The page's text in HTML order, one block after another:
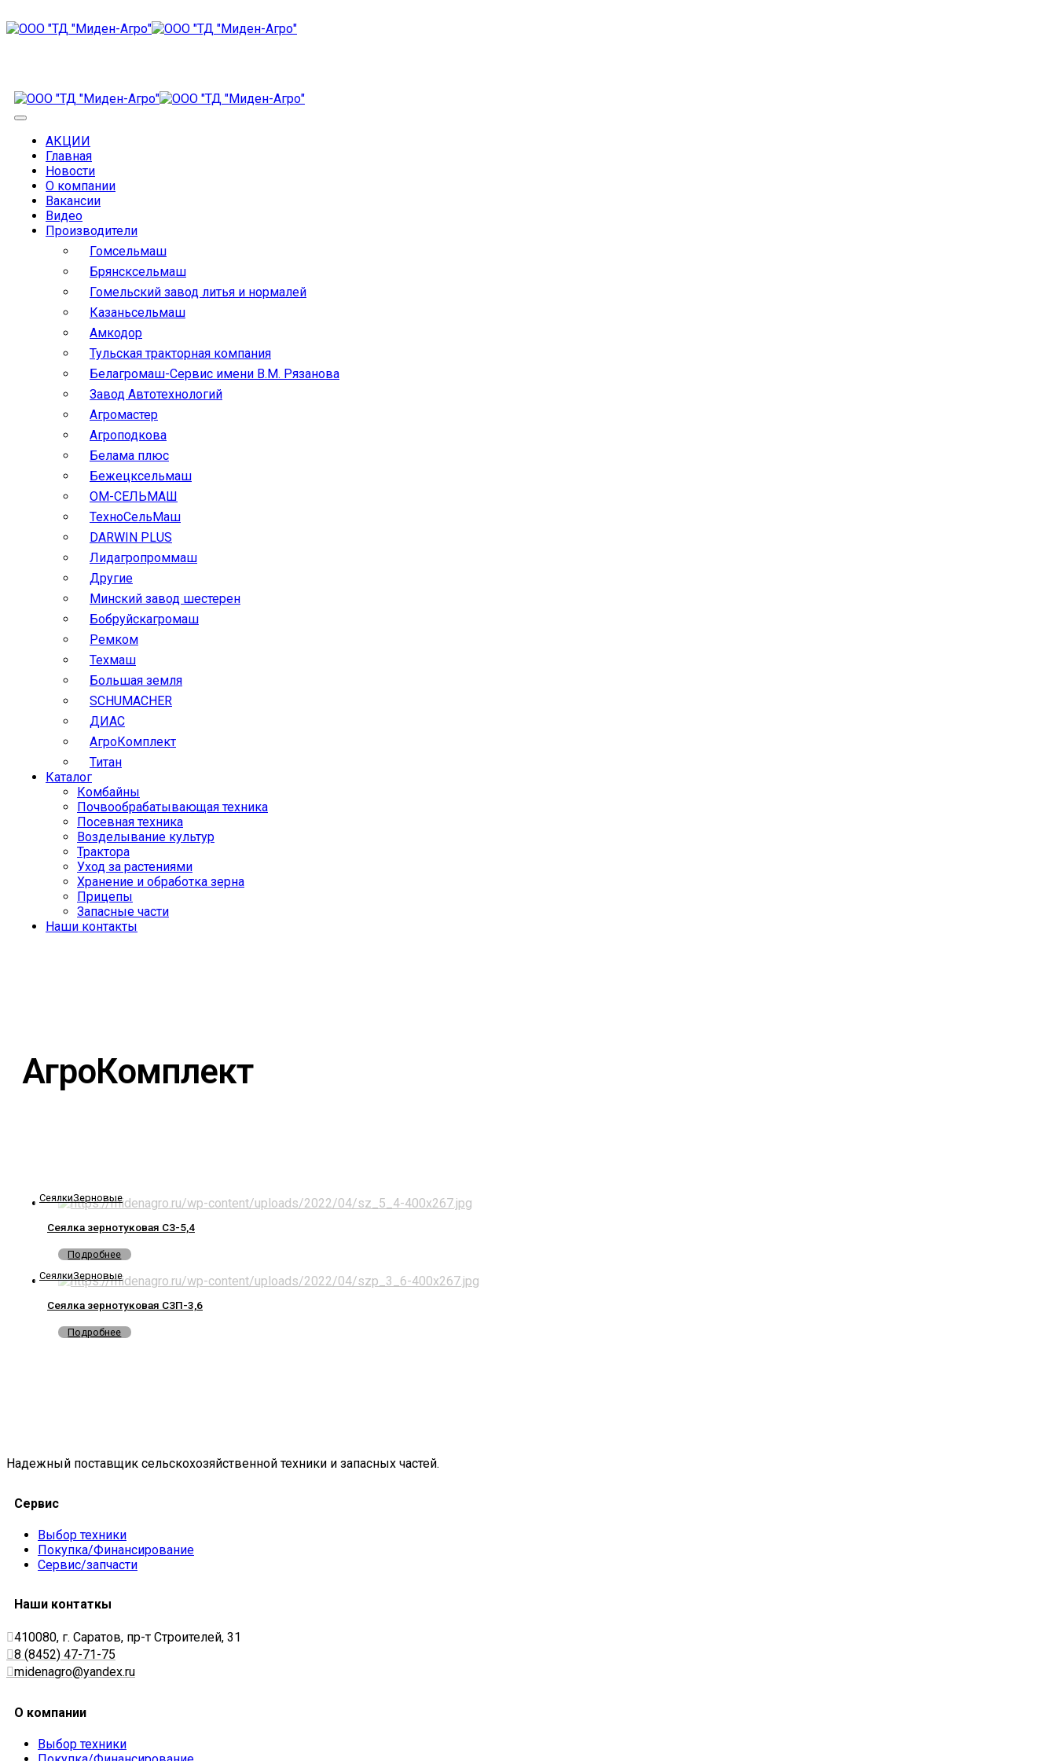
АКЦИИ
Главная
Новости
О компании
Вакансии
Видео
Производители
Гомсельмаш
Брянсксельмаш
Гомельский завод литья и нормалей
Казаньсельмаш
Амкодор
Тульская тракторная компания
Белагромаш-Сервис имени В.М. Рязанова
Завод Автотехнологий
Агромастер
Агроподкова
Белама плюс
Бежецксельмаш
ОМ-СЕЛЬМАШ
ТехноСельМаш
DARWIN PLUS
Лидагропроммаш
Другие
Минский завод шестерен
Бобруйскагромаш
Ремком
Техмаш
Большая земля
SCHUMACHER
ДИАС
АгроКомплект
Титан
Каталог
Комбайны
Почвообрабатывающая техника
Посевная техника
Возделывание культур
Трактора
Уход за растениями
Хранение и обработка зерна
Прицепы
Запасные части
Наши контакты
АгроКомплект
СеялкиЗерновые
Сеялка зернотуковая СЗ-5,4
Подробнее
СеялкиЗерновые
Сеялка зернотуковая СЗП-3,6
Подробнее
Надежный поставщик сельскохозяйственной техники и запасных частей.
Сервис
Выбор техники
Покупка/Финансирование
Сервис/запчасти
Наши контаткы
410080, г. Саратов, пр-т Строителей, 31
8 (8452) 47-71-75
midenagro@yandex.ru
О компании
Выбор техники